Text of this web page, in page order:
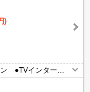
)
●TVインターホ